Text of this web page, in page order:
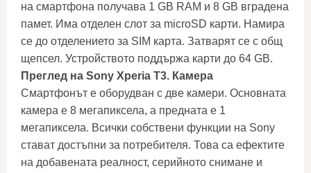
на смартфона получава 1 GB RAM и 8 GB вградена
памет. Има отделен слот за microSD карти. Намира
се до отделението за SIM карта. Затварят се с общ
щепсел. Устройството поддържа карти до 64 GB.
Преглед на Sony Xperia T3. Камера
Смартфонът е оборудван с две камери. Основната
камера е 8 мегапиксела, а предната е 1
мегапиксела. Всички собствени функции на Sony
стават достъпни за потребителя. Това са ефектите
на добавената реалност, серийното снимане и